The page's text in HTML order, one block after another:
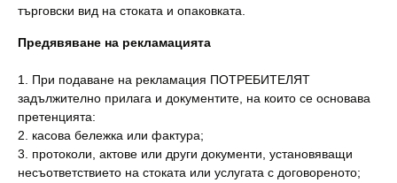
търговски вид на стоката и опаковката.
Предявяване на рекламацията
1. При подаване на рекламация ПОТРЕБИТЕЛЯТ
задължително прилага и документите, на които се основава
претенцията:
2. касова бележка или фактура;
3. протоколи, актове или други документи, установяващи
несъответствието на стоката или услугата с договореното;